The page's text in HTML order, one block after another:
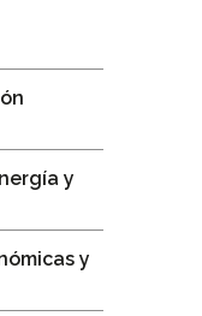
y
y